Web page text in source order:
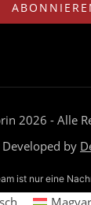
2026 - Alle
by
ist nur eine
Magyar